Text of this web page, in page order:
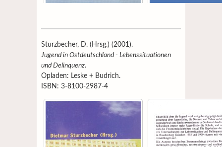
Sturzbecher, D. (Hrsg.) (2001).
Jugend in Ostdeutschland - Lebenssituationen
und Delinquenz.
Opladen: Leske + Budrich.
ISBN: 3-8100-2987-4